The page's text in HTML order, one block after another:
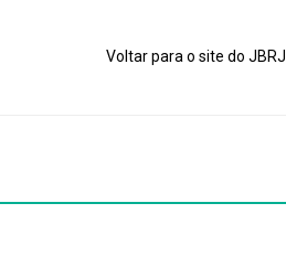
Voltar para o site do JBRJ